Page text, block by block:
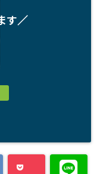
す／